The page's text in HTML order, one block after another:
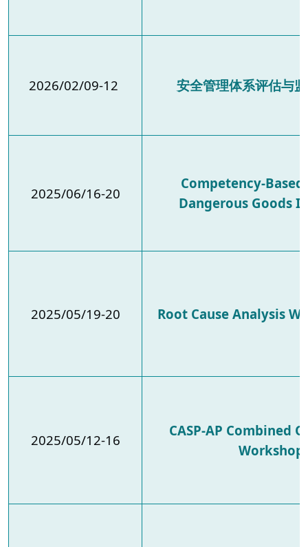
2026/02/09-12 安全管理体系评估与
2025/06/16-20
Competency-
Dangerous Goods
2025/05/19-20 Root Cause Analysis
2025/05/12-16
CASP-AP Combined
Workshop